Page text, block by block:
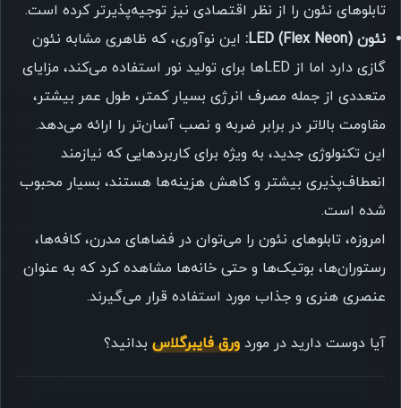
تابلوهای نئون را از نظر اقتصادی نیز توجیه‌پذیرتر کرده است.
نئون LED (Flex Neon):
این نوآوری، که ظاهری مشابه نئون
گازی دارد اما از LEDها برای تولید نور استفاده می‌کند، مزایای
متعددی از جمله مصرف انرژی بسیار کمتر، طول عمر بیشتر،
مقاومت بالاتر در برابر ضربه و نصب آسان‌تر را ارائه می‌دهد.
این تکنولوژی جدید، به ویژه برای کاربردهایی که نیازمند
انعطاف‌پذیری بیشتر و کاهش هزینه‌ها هستند، بسیار محبوب
شده است.
امروزه، تابلوهای نئون را می‌توان در فضاهای مدرن، کافه‌ها،
رستوران‌ها، بوتیک‌ها و حتی خانه‌ها مشاهده کرد که به عنوان
عنصری هنری و جذاب مورد استفاده قرار می‌گیرند.
آیا دوست دارید در مورد ورق فایبرگلاس بدانید؟